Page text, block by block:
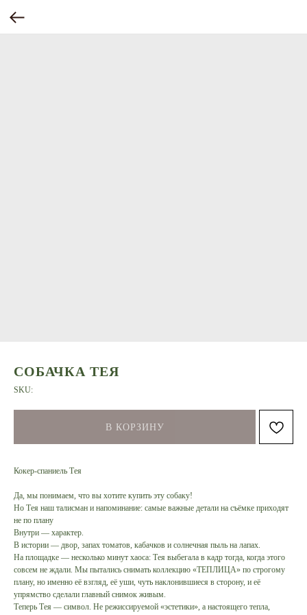
СОБАЧКА ТЕЯ
SKU:
В КОРЗИНУ
Кокер-спаниель Тея
Да, мы понимаем, что вы хотите купить эту собаку!
Но Тея наш талисман и напоминание: самые важные детали на съёмке приходят
не по плану
Внутри — характер.
В истории — двор, запах томатов, кабачков и солнечная пыль на лапах.
На площадке — несколько минут хаоса: Тея выбегала в кадр тогда, когда этого
совсем не ждали. Мы пытались снимать коллекцию «ТЕПЛИЦА» по строгому
плану, но именно её взгляд, её уши, чуть наклонившиеся в сторону, и её
упрямство сделали главный снимок живым.
Теперь Тея — символ. Не режиссируемой «эстетики», а настоящего тепла,